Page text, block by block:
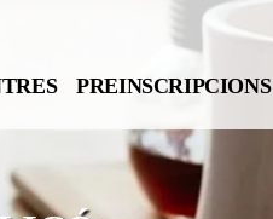
PREINSCRIPCIONS